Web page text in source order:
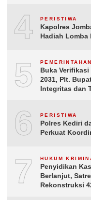
4 PERISTIWA
Kapolres
Hadiah Lomba
5 PEMERINTAHAN
Buka Verifikasi
2031, Plt.
Integritas dan
6 PERISTIWA
Polres Kediri
Perkuat
7 HUKUM
Penyidikan
Berlanjut,
Rekonstruksi